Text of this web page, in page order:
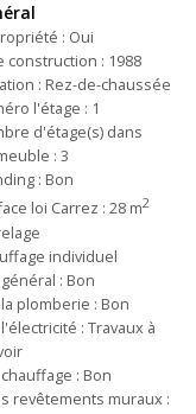
: Oui
construction : 1988
: Rez-de-chaussée
l'étage : 1
d'étage(s) dans
: 3
: Bon
loi Carrez : 28 m2
individuel
: Bon
la plomberie : Bon
l'électricité : Travaux à
chauffage : Bon
s revêtements muraux :